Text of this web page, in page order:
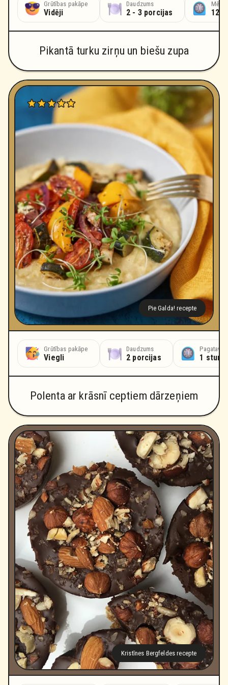
Grūtības pakāpe
Vidēji
Daudzums
2 - 3 porcijas 12
Pikantā turku zirņu un biešu zupa
Pie Galda! recepte
Grūtības pakāpe
Viegli
Daudzums
2 porcijas 1
Polenta ar krāsnī ceptiem dārzeņiem
Kristīnes Bergfeldes recepte